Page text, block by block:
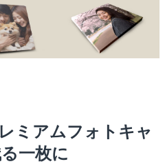
ミアムフォトキャ
一枚に